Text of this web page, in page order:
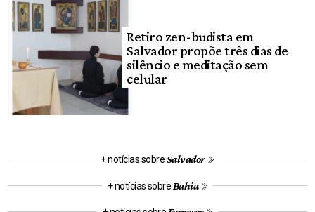
Retiro zen-budista em
Salvador propõe três dias de
silêncio e meditação sem
celular
+ notícias sobreSalvador
+ notícias sobre Bahia